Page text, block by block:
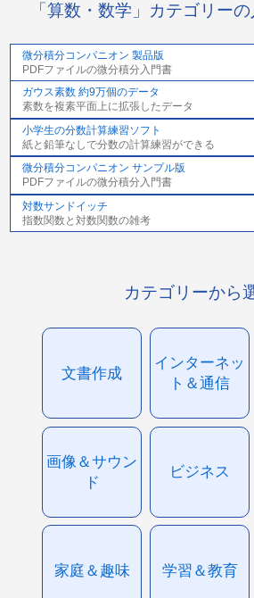
「算数・数学」カテゴリー
微分積分コンパニオン 製品版
PDFファイルの微分積分入門書
ガウス素数 約9万個のデータ
素数を複素平面上に拡張したデータ
小学生の分数計算練習ソフト
紙と鉛筆なしで分数の計算練習ができる
微分積分コンパニオン サンプル版
PDFファイルの微分積分入門書
対数サンドイッチ
指数関数と対数関数の雑考
カテゴリーから
文書作成
インターネッ
ト＆通信
画像＆サウン
ド
ビジネス
家庭＆趣味 学習＆教育